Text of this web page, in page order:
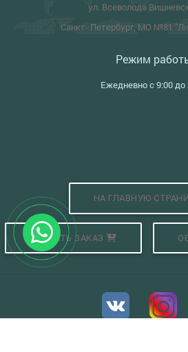
ул. Всеволода
Санкт- Петербург, МО №81
Режим
Ежедневно с 9:00 до
НА ГЛАВНУЮ
СДЕЛАТЬ ЗАКАЗ